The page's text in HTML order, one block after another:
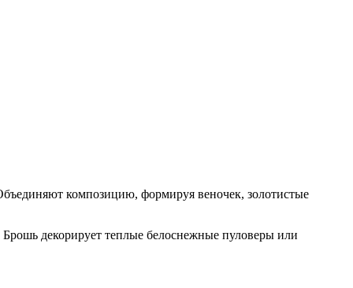
композицию, формируя веночек, золотистые
декорирует теплые белоснежные пуловеры или